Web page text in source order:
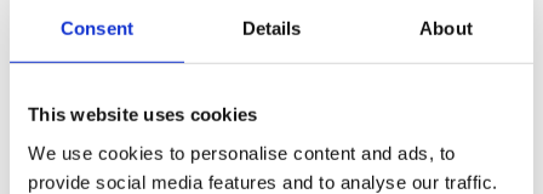
Consent Details About
This website uses cookies
We use cookies to personalise content and ads, to
provide social media features and to analyse our traffic.
impact.